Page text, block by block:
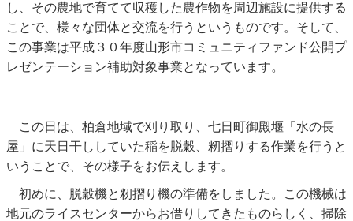
し、その農地で育てて収穫した農作物を周辺施設に提供する
ことで、様々な団体と交流を行うというものです。そして、
この事業は平成３０年度山形市コミュニティファンド公開プ
レゼンテーション補助対象事業となっています。
この日は、柏倉地域で刈り取り、七日町御殿堰「水の長
屋」に天日干ししていた稲を脱穀、籾摺りする作業を行うと
いうことで、その様子をお伝えします。
初めに、脱穀機と籾摺り機の準備をしました。この機械は
地元のライスセンターからお借りしてきたものらしく、掃除